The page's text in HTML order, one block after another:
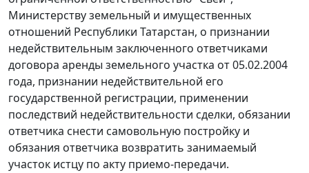
Министерству земельный и имущественных
отношений Республики Татарстан, о признании
недействительным заключенного ответчиками
договора аренды земельного участка от 05.02.2004
года, признании недействительной его
государственной регистрации, применении
последствий недействительности сделки, обязании
ответчика снести самовольную постройку и
обязания ответчика возвратить занимаемый
участок истцу по акту приемо-передачи.